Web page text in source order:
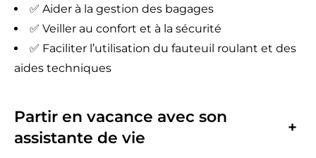
✅ Aider à la gestion des bagages
✅ Veiller au confort et à la sécurité
✅ Faciliter l’utilisation du fauteuil roulant et des
aides techniques
Partir en vacance avec son
assistante de vie
+